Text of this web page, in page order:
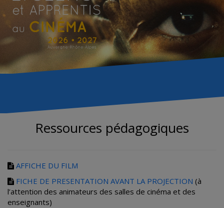
Ressources pédagogiques
AFFICHE DU FILM
FICHE DE PRESENTATION AVANT LA PROJECTION (à
l’attention des animateurs des salles de cinéma et des
enseignants)